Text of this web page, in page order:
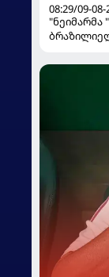
08:29/09-08-
"ნეიმარმა